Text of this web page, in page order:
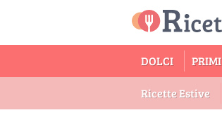
DOLCI PRIMI
Ricette Estive